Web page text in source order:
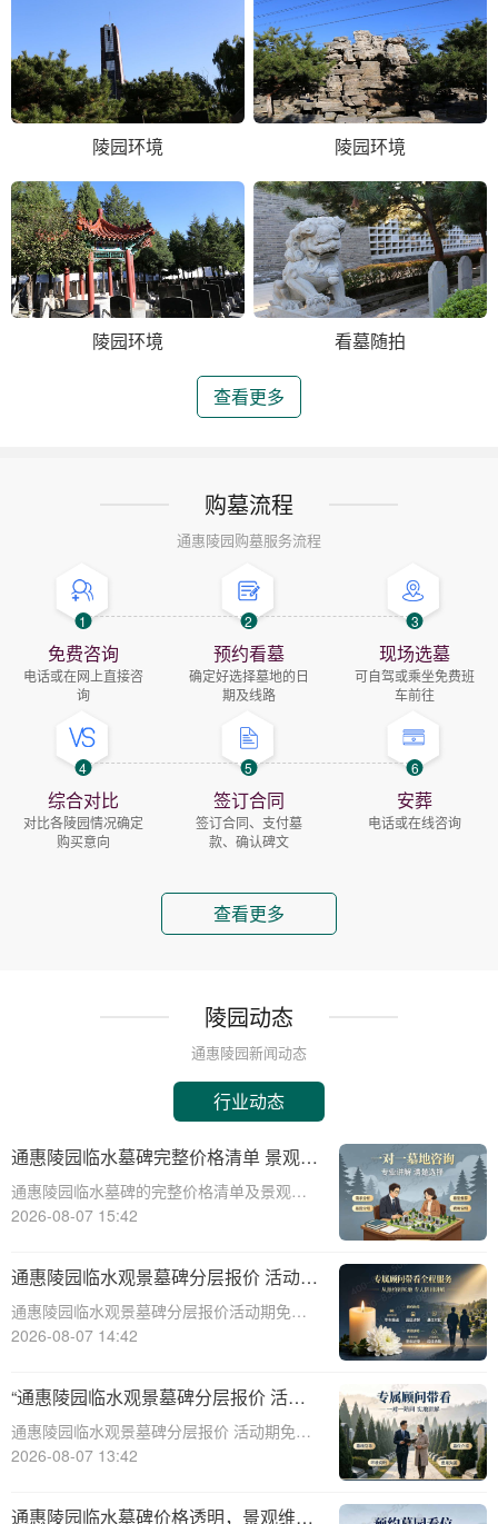
陵园环境 陵园环境
陵园环境 看墓随拍
查看更多
购墓流程
通惠陵园购墓服务流程
1
免费咨询
电话或在网上直接咨
询
2
预约看墓
确定好选择墓地的日
期及线路
3
现场选墓
可自驾或乘坐免费班
车前往
4
综合对比
对比各陵园情况确定
购买意向
5
签订合同
签订合同、支付墓
款、确认碑文
6
安葬
电话或在线咨询
查看更多
陵园动态
通惠陵园新闻动态
行业动态
通惠陵园临水墓碑完整价格清单 景观维
护费用园区全额承担详解
通惠陵园临水墓碑的完整价格清单及景观维
护费用承担详解☎ 通惠陵园电话:400-838-
服务机构，提供多种类型的墓碑选择，其中
临水墓碑因其独特的景观效果和宁
2026-08-07 15:42
通惠陵园临水观景墓碑分层报价 活动期
免费定制碑文图案详解
通惠陵园临水观景墓碑分层报价活动期免费
定制碑文图案详解☎ 通惠陵园电话:400-838-
静的纪念地，一直以其独特的自然风光和人
文氛围吸引着众多家庭的关注。在
2026-08-07 14:42
“通惠陵园临水观景墓碑分层报价 活动
期免费定制碑文图案 详解”
通惠陵园临水观景墓碑分层报价 活动期免费
定制碑文图案 详解☎ 通惠陵园电话:400-
方式越来越注重个性化与情感表达。通惠陵
2026-08-07 13:42
通惠陵园临水墓碑价格透明，景观维护